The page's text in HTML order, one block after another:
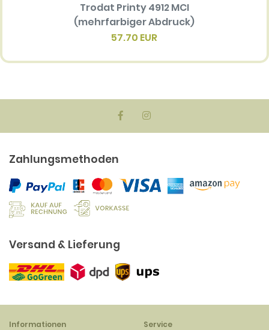
Trodat Printy 4912 MCI
(mehrfarbiger Abdruck)
57.70 EUR
Zahlungsmethoden
Versand & Lieferung
Informationen
Service